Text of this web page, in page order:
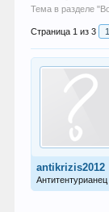
Тема в разделе "
Страница 1 из 3 1
antikrizis2012
Антитентурианец